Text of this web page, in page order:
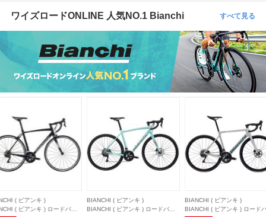
ワイズロードONLINE 人気NO.1 Bianchi すべて見る
( ビアンキ )
( ビアンキ ) ロードバイ
BIANCHI ( ビアンキ )
BIANCHI ( ビアンキ ) ロードバイ
BIANCHI ( ビアンキ )
BIANCHI ( ビアンキ ) ロード